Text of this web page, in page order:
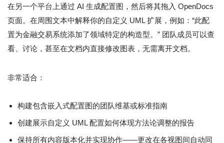
在另一个平台上通过 AI 生成配置图，然后将其拖入 OpenDocs
页面。在周围文本中解释你的自定义 UML 扩展，例如：“此配
置为金融交易系统添加了领域特定的构造型。” 团队成员可以查
看、讨论，甚至在文档内直接修改图表，无需离开文档。
非常适合：
构建包含嵌入式配置图的团队维基或标准指南
创建展示自定义 UML 配置如何体现方法论调整的报告
保持所有内容版本化并实现协作——更改在各视图间自动同